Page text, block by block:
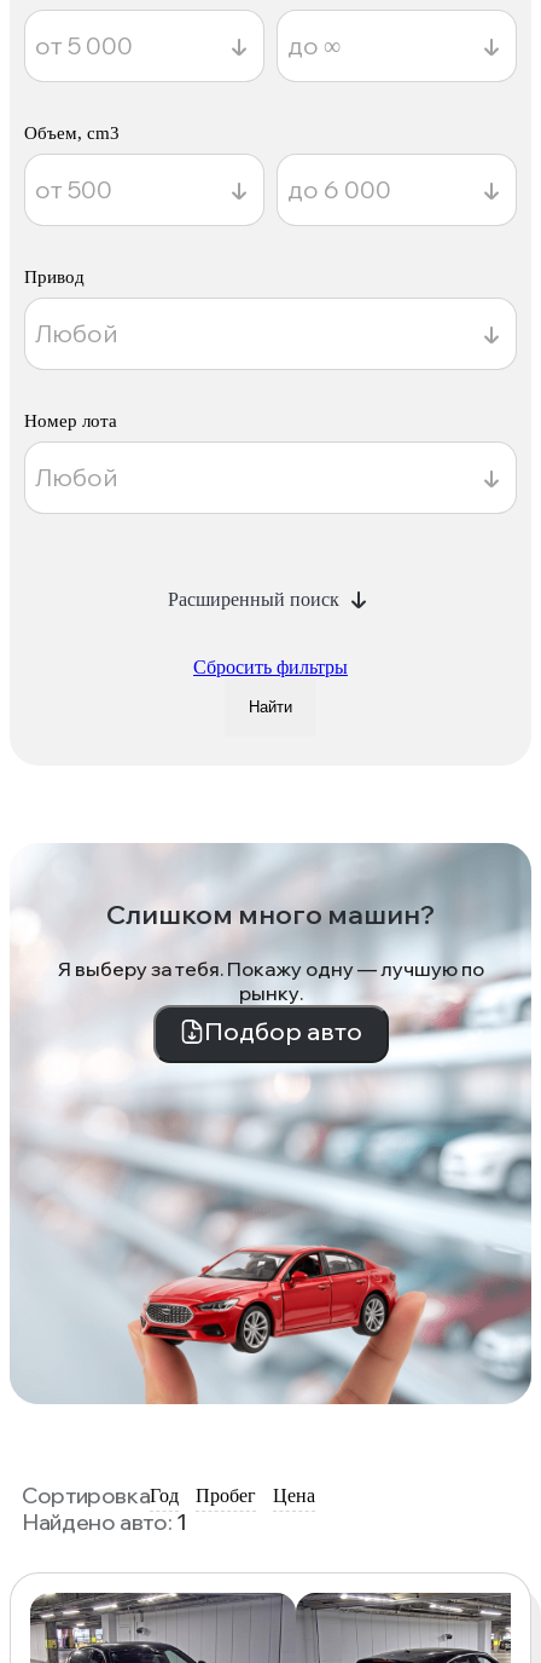
Объем, cm3
Привод
Номер лота
Расширенный поиск
Сбросить фильтры
Найти
Слишком много машин?
Я выберу за тебя. Покажу одну — лучшую по
рынку.
Подбор авто
СортировкаГод Пробег Цена
Найдено авто: 1